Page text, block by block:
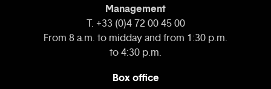
Management
T. +33 (0)4 72 00 45 00
From 8 a.m. to midday and from 1:30 p.m.
to 4:30 p.m.
Box office